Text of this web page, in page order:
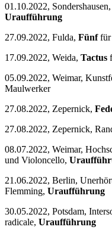
01.10.2022, Sondershausen,
Uraufführung
27.09.2022, Fulda, Fünffür
17.09.2022, Weida, Tactus
05.09.2022, Weimar,
Maulwerker
27.08.2022, Zepernick,
27.08.2022, Zepernick,
08.07.2022, Weimar,
und Violoncello,
21.06.2022, Berlin,
Flemming, Uraufführung
30.05.2022, Potsdam,
radicale, Uraufführung